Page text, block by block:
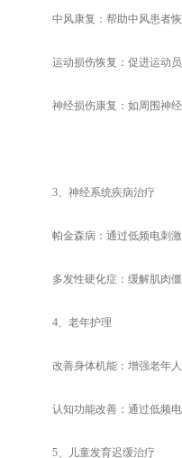
中风康复：帮助中风患者恢
运动损伤恢复：促进运动员
神经损伤康复：如周围神经
3、神经系统疾病治疗
帕金森病：通过低频电刺激
多发性硬化症：缓解肌肉僵
4、老年护理
改善身体机能：增强老年人
认知功能改善：通过低频电
5、儿童发育迟缓治疗